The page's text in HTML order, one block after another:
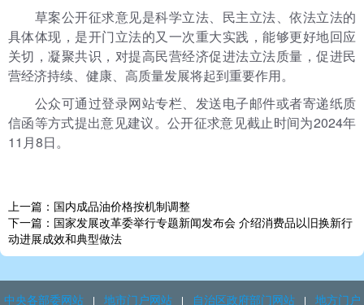
草案公开征求意见是科学立法、民主立法、依法立法的
具体体现，是开门立法的又一次重大实践，能够更好地回应
关切，凝聚共识，对提高民营经济促进法立法质量，促进民
营经济持续、健康、高质量发展将起到重要作用。
公众可通过登录网站专栏、发送电子邮件或者寄递纸质
信函等方式提出意见建议。公开征求意见截止时间为2024年
11月8日。
上一篇：国内成品油价格按机制调整
下一篇：国家发展改革委举行专题新闻发布会 介绍消费品以旧换新行
动进展成效和典型做法
中央各部委网站 地市门户网站 自治区政府部门网站 地方门户